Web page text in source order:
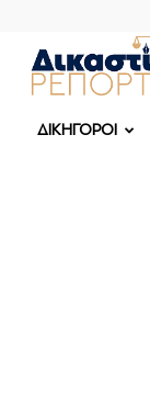
ΔΙΚΗΓΟΡΟΙ